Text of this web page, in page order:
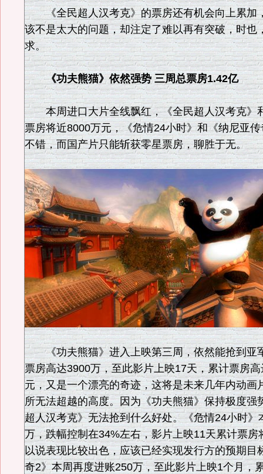
《全民超人汉考克》的票房还有机会向上累加
该不是太大的问题，却注定了难以再有突破，时也
求。
《功夫熊猫》依然强势 三周总票房1.42亿
本周进口大片全线飘红，《全民超人汉考克》
票房将近8000万元，《危情24小时》和《纳尼亚
不错，而国产片只能斩获零星票房，聊胜于无。
《功夫熊猫》进入上映第三周，依然能抢到亚
票房高达3900万，至此影片上映17天，累计票房
元，又是一个漂亮的奇迹，这将是未来几年内动画
所无法超越的高度。因为《功夫熊猫》保持极度强
超人汉考克》无法抢到什么好处。《危情24小时》
万，跌幅控制在34%左右，影片上映11天累计票房
以说表现比较出色，应该已经实现发行方的预期目
奇2》本周再度进账250万，至此影片上映1个月，